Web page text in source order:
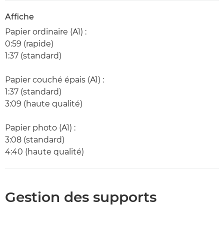
Affiche
Papier ordinaire (A1) :
0:59 (rapide)
1:37 (standard)
Papier couché épais (A1) :
1:37 (standard)
3:09 (haute qualité)
Papier photo (A1) :
3:08 (standard)
4:40 (haute qualité)
Gestion des supports